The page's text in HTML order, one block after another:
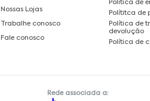
Nossas Lojas
Trabalhe conosco
Fale conosco
Política de
Polítitca de
Política de
devolução
Política de
Rede associada a: